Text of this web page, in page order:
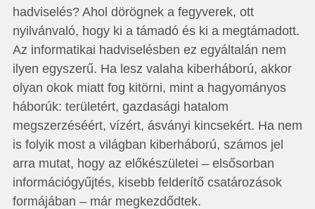
hadviselés? Ahol dörögnek a fegyverek, ott
nyilvánvaló, hogy ki a támadó és ki a megtámadott.
Az informatikai hadviselésben ez egyáltalán nem
ilyen egyszerű. Ha lesz valaha kiberháború, akkor
olyan okok miatt fog kitörni, mint a hagyományos
háborúk: területért, gazdasági hatalom
megszerzéséért, vízért, ásványi kincsekért. Ha nem
is folyik most a világban kiberháború, számos jel
arra mutat, hogy az előkészületei – elsősorban
információgyűjtés, kisebb felderítő csatározások
formájában – már megkezdődtek.